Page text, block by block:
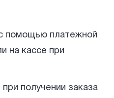
помощью платежной
на кассе при
получении заказа